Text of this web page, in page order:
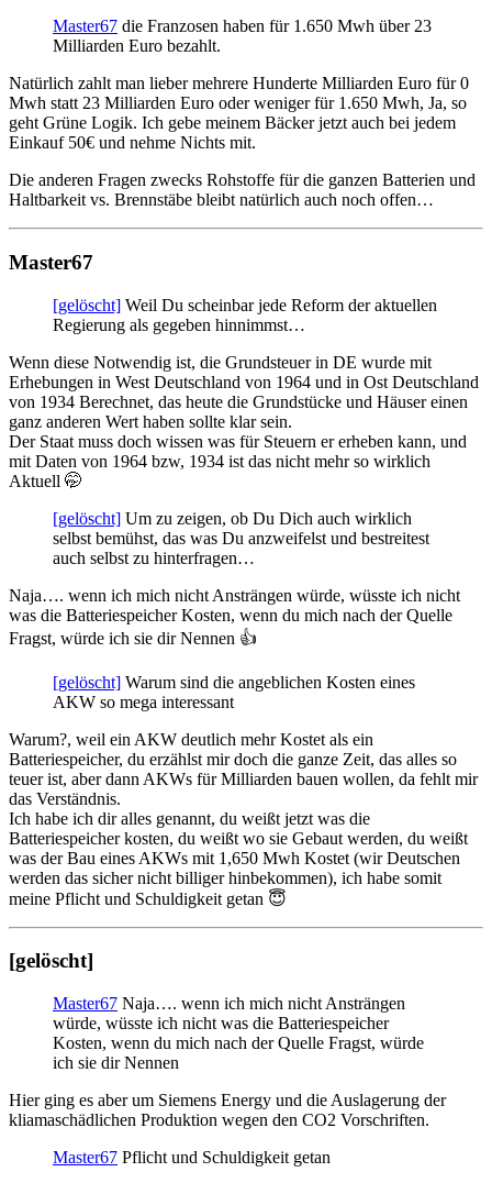
Master67 die Franzosen haben für 1.650 Mwh über 23
Milliarden Euro bezahlt.
Natürlich zahlt man lieber mehrere Hunderte Milliarden Euro für 0
Mwh statt 23 Milliarden Euro oder weniger für 1.650 Mwh, Ja, so
geht Grüne Logik. Ich gebe meinem Bäcker jetzt auch bei jedem
Einkauf 50€ und nehme Nichts mit.
Die anderen Fragen zwecks Rohstoffe für die ganzen Batterien und
Haltbarkeit vs. Brennstäbe bleibt natürlich auch noch offen…
Master67
[gelöscht] Weil Du scheinbar jede Reform der aktuellen
Regierung als gegeben hinnimmst…
Wenn diese Notwendig ist, die Grundsteuer in DE wurde mit
Erhebungen in West Deutschland von 1964 und in Ost Deutschland
von 1934 Berechnet, das heute die Grundstücke und Häuser einen
ganz anderen Wert haben sollte klar sein.
Der Staat muss doch wissen was für Steuern er erheben kann, und
mit Daten von 1964 bzw, 1934 ist das nicht mehr so wirklich
Aktuell 🤭
[gelöscht] Um zu zeigen, ob Du Dich auch wirklich
selbst bemühst, das was Du anzweifelst und bestreitest
auch selbst zu hinterfragen…
Naja…. wenn ich mich nicht Ansträngen würde, wüsste ich nicht
was die Batteriespeicher Kosten, wenn du mich nach der Quelle
Fragst, würde ich sie dir Nennen 👍️
[gelöscht] Warum sind die angeblichen Kosten eines
AKW so mega interessant
Warum?, weil ein AKW deutlich mehr Kostet als ein
Batteriespeicher, du erzählst mir doch die ganze Zeit, das alles so
teuer ist, aber dann AKWs für Milliarden bauen wollen, da fehlt mir
das Verständnis.
Ich habe ich dir alles genannt, du weißt jetzt was die
Batteriespeicher kosten, du weißt wo sie Gebaut werden, du weißt
was der Bau eines AKWs mit 1,650 Mwh Kostet (wir Deutschen
werden das sicher nicht billiger hinbekommen), ich habe somit
meine Pflicht und Schuldigkeit getan 😇
[gelöscht]
Master67 Naja…. wenn ich mich nicht Ansträngen
würde, wüsste ich nicht was die Batteriespeicher
Kosten, wenn du mich nach der Quelle Fragst, würde
ich sie dir Nennen
Hier ging es aber um Siemens Energy und die Auslagerung der
kliamaschädlichen Produktion wegen den CO2 Vorschriften.
Master67 Pflicht und Schuldigkeit getan